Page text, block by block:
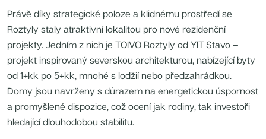
Právě díky strategické poloze a klidnému prostředí se
Roztyly staly atraktivní lokalitou pro nové rezidenční
projekty. Jedním z nich je TOIVO Roztyly od YIT Stavo –
projekt inspirovaný severskou architekturou, nabízející byty
od 1+kk po 5+kk, mnohé s lodžií nebo předzahrádkou.
Domy jsou navrženy s důrazem na energetickou úspornost
a promyšlené dispozice, což ocení jak rodiny, tak investoři
hledající dlouhodobou stabilitu.
Nové byty 6+kk Královehradecký kraj
Nové byty 1+kk Plzeňský kraj
Developerské projekty
Rezidence Grafická
Lihovar Smíchov Jih
Rezidence Starochodovská
Jateční 35
Na Spojce 2
JITRO
Ecovilla Uhříněves
Rezidence Okula
Zenklova 81
Nová Písnice